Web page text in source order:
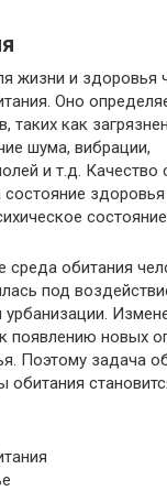
жизни и здоровья
Оно
таких как
шума, вибрации,
и т.д.
здоровья
среда обитания
под
урбанизации.
появлению новых
Поэтому задача
обитания